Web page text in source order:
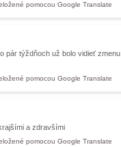
pomocou Google Translate
pár týždňoch už bolo vidieť zmenu.
pomocou Google Translate
a zdravšími
pomocou Google Translate